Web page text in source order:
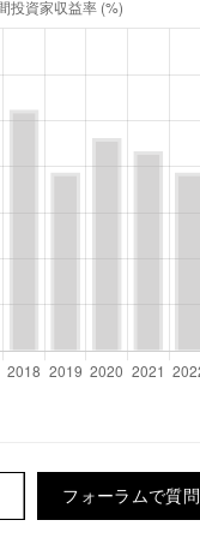
フォーラムで質